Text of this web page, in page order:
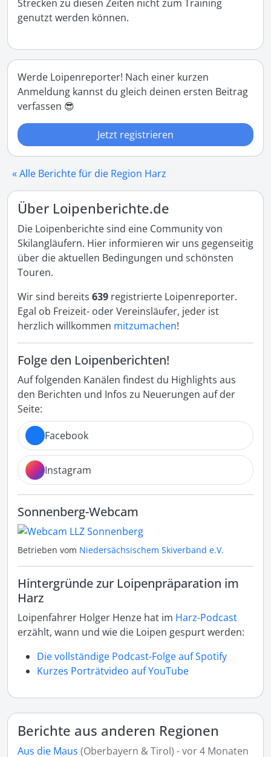
Strecken zu diesen Zeiten nicht zum Training
genutzt werden können.
Werde Loipenreporter! Nach einer kurzen
Anmeldung kannst du gleich deinen ersten Beitrag
verfassen 😎
Jetzt registrieren
« Alle Berichte für die Region Harz
Über Loipenberichte.de
Die Loipenberichte sind eine Community von
Skilangläufern. Hier informieren wir uns gegenseitig
über die aktuellen Bedingungen und schönsten
Touren.
Wir sind bereits 639 registrierte Loipenreporter.
Egal ob Freizeit- oder Vereinsläufer, jeder ist
herzlich willkommen mitzumachen!
Folge den Loipenberichten!
Auf folgenden Kanälen findest du Highlights aus
den Berichten und Infos zu Neuerungen auf der
Seite:
Facebook
Instagram
Sonnenberg-Webcam
Betrieben vom Niedersächsischem Skiverband e.V.
Hintergründe zur Loipenpräparation im
Harz
Loipenfahrer Holger Henze hat im Harz-Podcast
erzählt, wann und wie die Loipen gespurt werden:
Die vollständige Podcast-Folge auf Spotify
Kurzes Porträtvideo auf YouTube
Berichte aus anderen Regionen
Aus die Maus (Oberbayern & Tirol) - vor 4 Monaten